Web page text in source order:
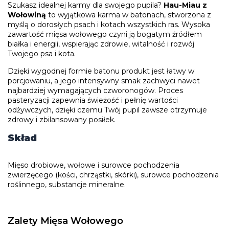
Szukasz idealnej karmy dla swojego pupila? Hau-Miau z
Wołowiną to wyjątkowa karma w batonach, stworzona z
myślą o dorosłych psach i kotach wszystkich ras. Wysoka
zawartość mięsa wołowego czyni ją bogatym źródłem
białka i energii, wspierając zdrowie, witalność i rozwój
Twojego psa i kota.
Dzięki wygodnej formie batonu produkt jest łatwy w
porcjowaniu, a jego intensywny smak zachwyci nawet
najbardziej wymagających czworonogów. Proces
pasteryzacji zapewnia świeżość i pełnię wartości
odżywczych, dzięki czemu Twój pupil zawsze otrzymuje
zdrowy i zbilansowany posiłek.
Skład
Mięso drobiowe, wołowe i surowce pochodzenia
zwierzęcego (kości, chrząstki, skórki), surowce pochodzenia
roślinnego, substancje mineralne.
Zalety Mięsa Wołowego